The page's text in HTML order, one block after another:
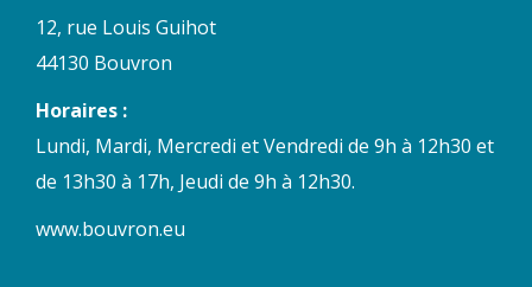
12, rue Louis Guihot
44130 Bouvron
Horaires :
Lundi, Mardi, Mercredi et Vendredi de 9h à 12h30 et
de 13h30 à 17h, Jeudi de 9h à 12h30.
www.bouvron.eu